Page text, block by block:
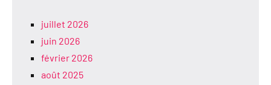
juillet 2026
juin 2026
février 2026
août 2025